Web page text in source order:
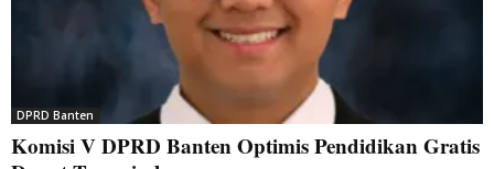
DPRD Banten
Komisi V DPRD Banten Optimis Pendidikan Gratis